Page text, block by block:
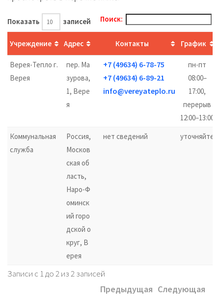
Показать записей Поиск:
Учреждение Адрес Контакты График
Верея-Тепло г.
Верея
пер. Ма
зурова,
1, Вере
я
+7 (49634) 6-78-75
+7 (49634) 6-89-21
info@vereyateplo.ru
пн-пт
08:00–
17:00,
перерыв
12:00–13:00
Коммунальная
служба
Россия,
Москов
ская об
ласть,
Наро-Ф
оминск
ий горо
дской о
круг, В
ерея
нет сведений уточняйте
Записи с 1 до 2 из 2 записей
Предыдущая Следующая